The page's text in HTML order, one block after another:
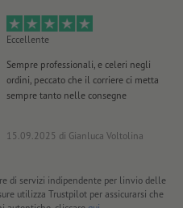
Eccellente
Sempre professionali, e celeri negli
ordini, peccato che il corriere ci metta
sempre tanto nelle consegne
15.09.2025 di Gianluca Voltolina
di servizi indipendente per linvio delle
utilizza Trustpilot per assicurarsi che